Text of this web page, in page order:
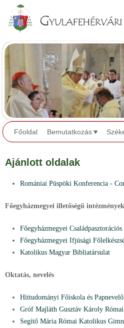
Főoldal Bemutatkozás
Ajánlott oldalak
Romániai Püspöki Konferencia -
Főegyházmegyei illetőségű intézmények
Főegyházmegyei
Főegyházmegyei Ifjúsági
Katolikus Magyar Bibliatársulat
Oktatás, nevelés
Hittudományi Főiskola és
Gróf Majláth Gusztáv Károly
Segítő Mária Római Katolikus